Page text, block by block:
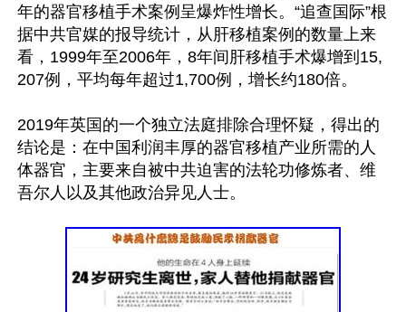
年的器官移植手术案例呈爆炸性增长。“追查国际”根
据中共官媒的报导统计，从肝移植案例的数量上来
看，1999年至2006年，8年间肝移植手术爆增到15,
207例，平均每年超过1,700例，增长约180倍。
2019年英国的一个独立法庭排除合理怀疑，得出的
结论是：在中国利润丰厚的器官移植产业所需的人
体器官，主要来自被中共迫害的法轮功修炼者、维
吾尔人以及其他政治异见人士。